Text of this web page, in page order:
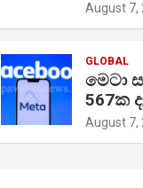
August 7,
GLOBAL
මෙටා
567ක
August 7,